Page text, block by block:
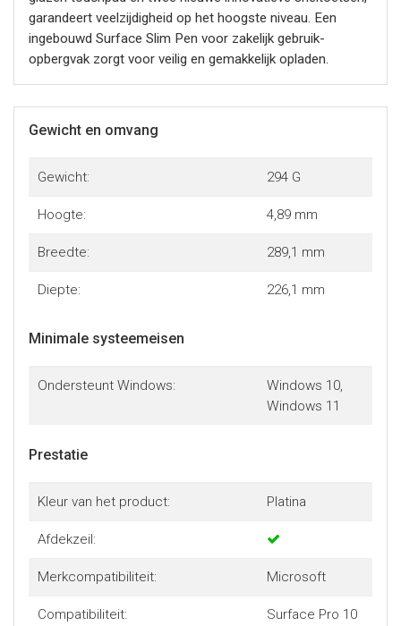
garandeert veelzijdigheid op het hoogste niveau. Een
ingebouwd Surface Slim Pen voor zakelijk gebruik-
opbergvak zorgt voor veilig en gemakkelijk opladen.
Gewicht en omvang
Gewicht: 294 G
Hoogte: 4,89 mm
Breedte: 289,1 mm
Diepte: 226,1 mm
Minimale systeemeisen
Ondersteunt Windows:
Windows 10,
Windows 11
Prestatie
Kleur van het product: Platina
Afdekzeil:
Merkcompatibiliteit: Microsoft
Compatibiliteit:
Surface Pro 10